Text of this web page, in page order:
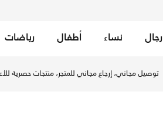
رجال نساء أطفال رياضات
توصيل مجاني، إرجاع مجاني للمتجر، منتجات حصرية